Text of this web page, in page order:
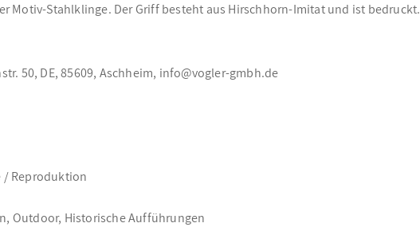
Motiv-Stahlklinge. Der Griff besteht aus Hirschhorn-Imitat und ist bedruckt.
50, DE, 85609, Aschheim, info@vogler-gmbh.de
/ Reproduktion
Outdoor, Historische Aufführungen